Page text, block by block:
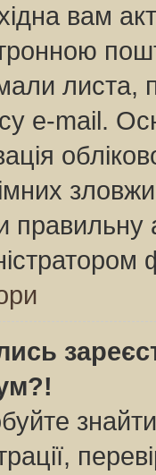
вам
листа,
e-mail.
правильну